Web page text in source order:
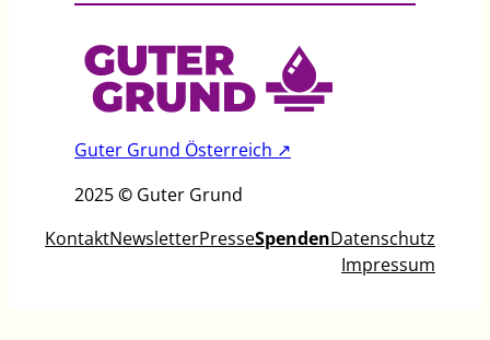
Guter Grund Österreich ↗
2025© Guter Grund
KontaktNewsletterPresseSpendenDatenschutz
Impressum